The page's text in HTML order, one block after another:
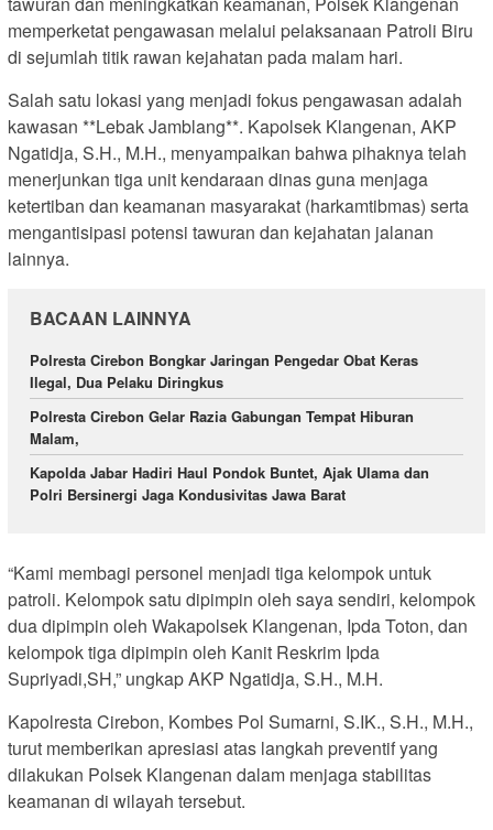
memperketat pengawasan melalui pelaksanaan Patroli Biru
di sejumlah titik rawan kejahatan pada malam hari.
Salah satu lokasi yang menjadi fokus pengawasan adalah
kawasan **Lebak Jamblang**. Kapolsek Klangenan, AKP
Ngatidja, S.H., M.H., menyampaikan bahwa pihaknya telah
menerjunkan tiga unit kendaraan dinas guna menjaga
ketertiban dan keamanan masyarakat (harkamtibmas) serta
mengantisipasi potensi tawuran dan kejahatan jalanan
lainnya.
BACAAN LAINNYA
Polresta Cirebon Bongkar Jaringan Pengedar Obat Keras
Ilegal, Dua Pelaku Diringkus
Polresta Cirebon Gelar Razia Gabungan Tempat Hiburan
Malam,
Kapolda Jabar Hadiri Haul Pondok Buntet, Ajak Ulama dan
Polri Bersinergi Jaga Kondusivitas Jawa Barat
“Kami membagi personel menjadi tiga kelompok untuk
patroli. Kelompok satu dipimpin oleh saya sendiri, kelompok
dua dipimpin oleh Wakapolsek Klangenan, Ipda Toton, dan
kelompok tiga dipimpin oleh Kanit Reskrim Ipda
Supriyadi,SH,” ungkap AKP Ngatidja, S.H., M.H.
Kapolresta Cirebon, Kombes Pol Sumarni, S.IK., S.H., M.H.,
turut memberikan apresiasi atas langkah preventif yang
dilakukan Polsek Klangenan dalam menjaga stabilitas
keamanan di wilayah tersebut.